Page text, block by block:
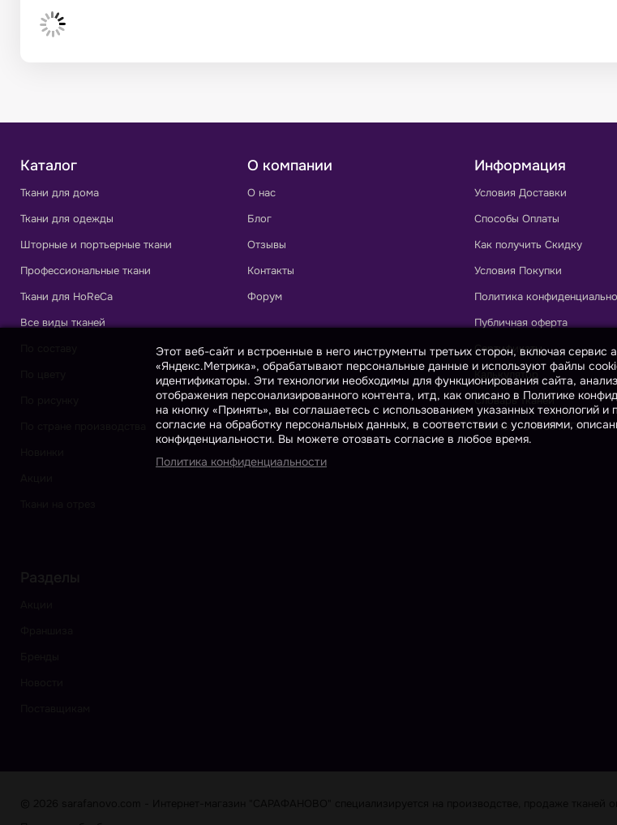
Каталог
Ткани для дома
Ткани для одежды
Шторные и портьерные ткани
Профессиональные ткани
Ткани для HoReCa
Все виды тканей
О компании
О нас
Блог
Отзывы
Контакты
Форум
Информация
Условия Доставки
Способы Оплаты
Как получить Скидку
Условия Покупки
Политика
Публичная оферта
Сертификаты
Калькулятор
Словарь тканей
Каталог ГОСТов и ТУ
Разделы
Этот веб-сайт и встроенные в него инструменты третьих сторон, включая сервис
«Яндекс.Метрика», обрабатывают персональные данные и используют файлы
идентификаторы. Эти технологии необходимы для функционирования сайта,
отображения персонализированного контента, итд, как описано в Политике
на кнопку «Принять», вы соглашаетесь с использованием указанных технологий и
согласие на обработку персональных данных, в соответствии с условиями,
конфиденциальности. Вы можете отозвать согласие в любое время.
Политика конфиденциальности